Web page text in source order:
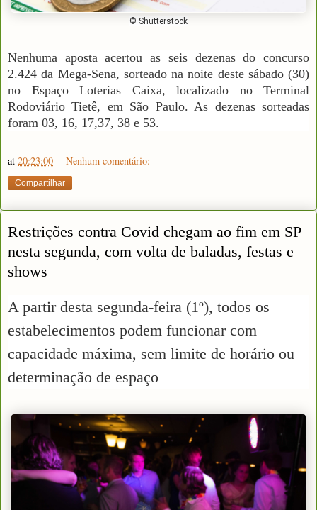
© Shutterstock
Nenhuma aposta acertou as seis dezenas do concurso
2.424 da Mega-Sena, sorteado na noite deste sábado (30)
no Espaço Loterias Caixa, localizado no Terminal
Rodoviário Tietê, em São Paulo. As dezenas sorteadas
foram 03, 16, 17,37, 38 e 53.
at 20:23:00 Nenhum comentário:
Compartilhar
Restrições contra Covid chegam ao fim em SP
nesta segunda, com volta de baladas, festas e
shows
A partir desta segunda-feira (1º), todos os
estabelecimentos podem funcionar com
capacidade máxima, sem limite de horário ou
determinação de espaço